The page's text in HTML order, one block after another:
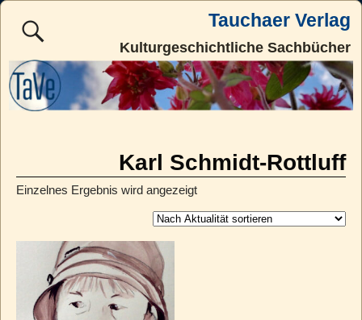
Tauchaer Verlag
Kulturgeschichtliche Sachbücher
Karl Schmidt-Rottluff
Einzelnes Ergebnis wird angezeigt